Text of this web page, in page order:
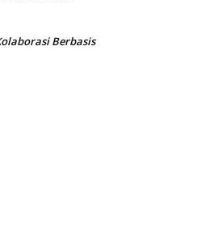
Berbasis